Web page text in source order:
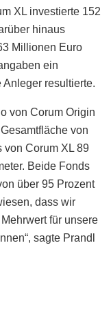
XL investierte 152
hinaus
Millionen Euro
ein
resultierte.
von Corum Origin
von
von Corum XL 89
Beide Fonds
über 95 Prozent
dass wir
für unsere
sagte Prandl